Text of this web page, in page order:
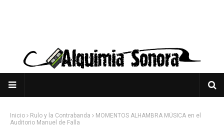
Inicio Rulo y la Contrabanda
MOMENTOS ALHAMBRA MÚSICA en el
Auditorio Manuel de Falla